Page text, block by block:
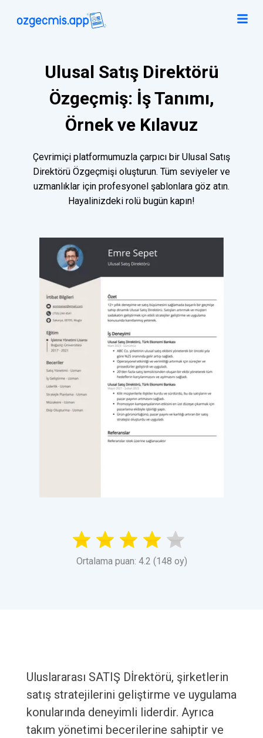
Ulusal Satış Direktörü
Özgeçmiş: İş Tanımı,
Örnek ve Kılavuz
Çevrimiçi platformumuzla çarpıcı bir Ulusal Satış
Direktörü Özgeçmişi oluşturun. Tüm seviyeler ve
uzmanlıklar için profesyonel şablonlara göz atın.
Hayalinizdeki rolü bugün kapın!
Ortalama puan: 4.2 (148 oy)
Uluslararası SATIŞ Dİrektörü, şirketlerin
satış stratejilerini geliştirme ve uygulama
konularında deneyimli liderdir. Ayrıca
takım yönetimi becerilerine sahiptir ve